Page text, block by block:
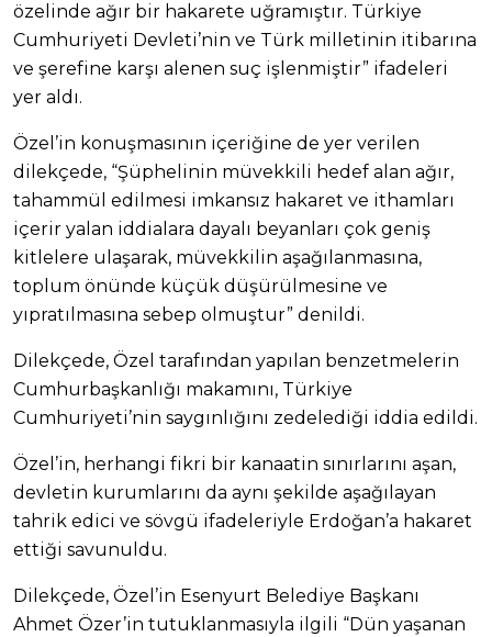
özelinde ağır bir hakarete uğramıştır. Türkiye
Cumhuriyeti Devleti’nin ve Türk milletinin itibarına
ve şerefine karşı alenen suç işlenmiştir” ifadeleri
yer aldı.
Özel’in konuşmasının içeriğine de yer verilen
dilekçede, “Şüphelinin müvekkili hedef alan ağır,
tahammül edilmesi imkansız hakaret ve ithamları
içerir yalan iddialara dayalı beyanları çok geniş
kitlelere ulaşarak, müvekkilin aşağılanmasına,
toplum önünde küçük düşürülmesine ve
yıpratılmasına sebep olmuştur” denildi.
Dilekçede, Özel tarafından yapılan benzetmelerin
Cumhurbaşkanlığı makamını, Türkiye
Cumhuriyeti’nin saygınlığını zedelediği iddia edildi.
Özel’in, herhangi fikri bir kanaatin sınırlarını aşan,
devletin kurumlarını da aynı şekilde aşağılayan
tahrik edici ve sövgü ifadeleriyle Erdoğan’a hakaret
ettiği savunuldu.
Dilekçede, Özel’in Esenyurt Belediye Başkanı
Ahmet Özer’in tutuklanmasıyla ilgili “Dün yaşanan